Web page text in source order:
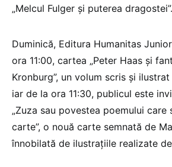
„Melcul Fulger și puterea dragostei”.
Duminică, Editura Humanitas
ora 11:00, cartea „Peter Haas și
Kronburg”, un volum scris și
iar de la ora 11:30, publicul este
„Zuza sau povestea poemului
carte”, o nouă carte semnată de
înnobilată de ilustrațiile realizate